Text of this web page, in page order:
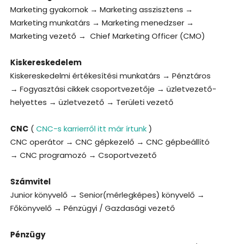
Marketing gyakornok → Marketing asszisztens →
Marketing munkatárs → Marketing menedzser →
Marketing vezető → Chief Marketing Officer (CMO)
Kiskereskedelem
Kiskereskedelmi értékesítési munkatárs → Pénztáros
→ Fogyasztási cikkek csoportvezetője → üzletvezető-
helyettes → üzletvezető → Területi vezető
CNC (CNC-s karrierről itt már írtunk)
CNC operátor → CNC gépkezelő → CNC gépbeállító
→ CNC programozó → Csoportvezető
Számvitel
Junior könyvelő → Senior(mérlegképes) könyvelő →
Főkönyvelő → Pénzügyi / Gazdasági vezető
Pénzügy